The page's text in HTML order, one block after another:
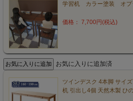
学習机 カラー塗装 オ
価格： 7,700円(税込)
お気に入りに追加済
ツインデスク 4本脚 サイ
机 引出し4個 天然木製 ひ